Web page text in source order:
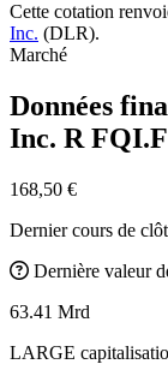
Cette cotation
Inc. (DLR).
Marché
Données
Inc. R FQI.F
168,50 €
Dernier cours de
Dernière valeur
63.41 Mrd
LARGE